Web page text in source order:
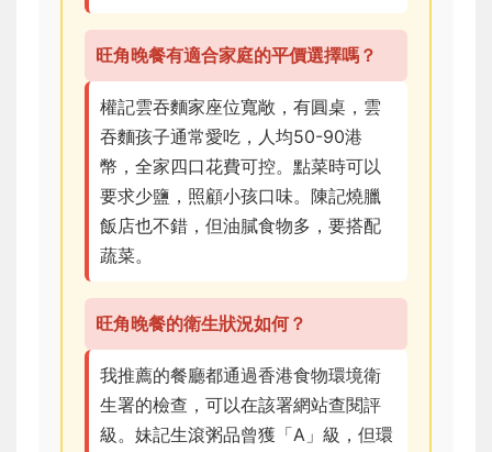
旺角晚餐有適合家庭的平價選擇嗎？
權記雲吞麵家座位寬敞，有圓桌，雲
吞麵孩子通常愛吃，人均50-90港
幣，全家四口花費可控。點菜時可以
要求少鹽，照顧小孩口味。陳記燒臘
飯店也不錯，但油膩食物多，要搭配
蔬菜。
旺角晚餐的衛生狀況如何？
我推薦的餐廳都通過香港食物環境衛
生署的檢查，可以在該署網站查閱評
級。妹記生滾粥品曾獲「A」級，但環